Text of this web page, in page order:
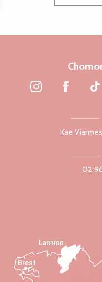
Kae
02
Lannion
Brest